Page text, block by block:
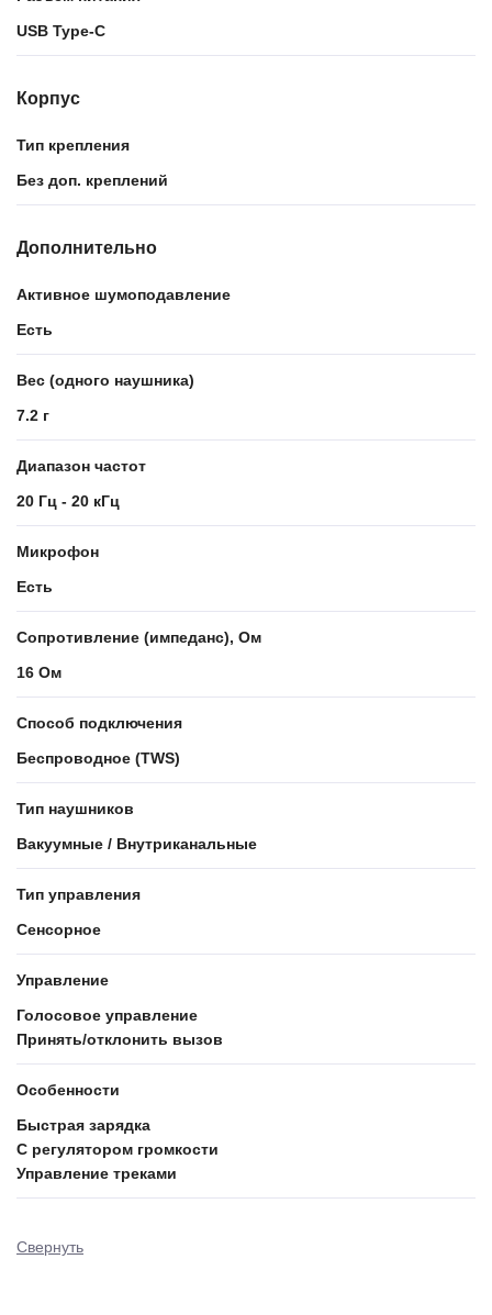
USB Type-C
Корпус
Тип крепления
Без доп. креплений
Дополнительно
Активное шумоподавление
Есть
Вес (одного наушника)
7.2 г
Диапазон частот
20 Гц - 20 кГц
Микрофон
Есть
Сопротивление (импеданс), Ом
16 Ом
Способ подключения
Беспроводное (TWS)
Тип наушников
Вакуумные / Внутриканальные
Тип управления
Сенсорное
Управление
Голосовое управление
Принять/отклонить вызов
Особенности
Быстрая зарядка
С регулятором громкости
Управление треками
Свернуть